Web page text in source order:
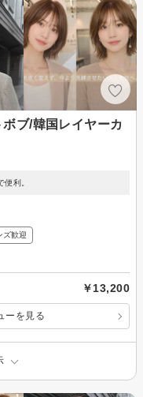
ブ/韓国レイヤーカ
利。
ズ歓迎
￥13,200
ーを見る